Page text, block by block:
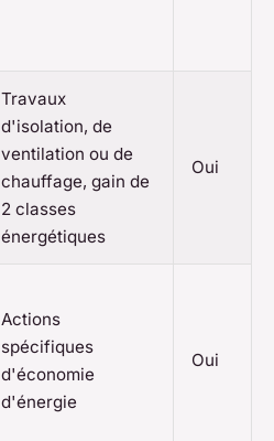
Travaux
d'isolation, de
ventilation ou de
chauffage, gain de
2 classes
énergétiques
Oui
Actions
spécifiques
d'économie
d'énergie
Oui